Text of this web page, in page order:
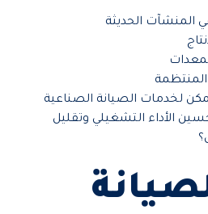
المنشآت الحديثة
المنتظمة
لخدمات الصيانة الصناعية
الأداء التشغيلي وتقليل